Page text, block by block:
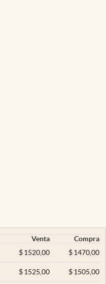
Venta
Compra
$ 1520,00 $1470,00
$ 1525,00 $1505,00